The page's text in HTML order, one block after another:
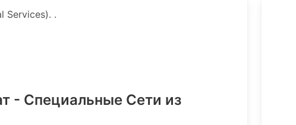
Services). .
- Специальные Сети из